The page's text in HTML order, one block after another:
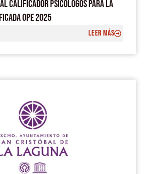
CALIFICADOR PSICÓLOGOS PARA LA
OPE 2025
LEER MÁS